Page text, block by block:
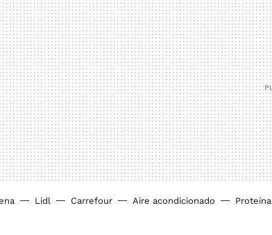
Lidl Carrefour Aire acondicionado Proteína